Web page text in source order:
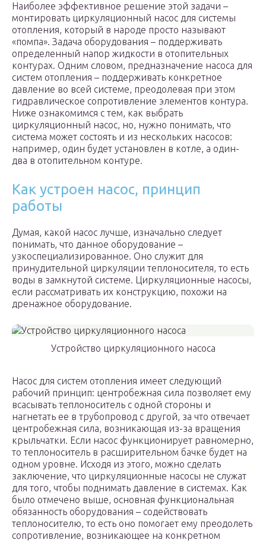
Наиболее эффективное решение этой задачи –
монтировать циркуляционный насос для системы
отопления, который в народе просто называют
«помпа». Задача оборудования – поддерживать
определенный напор жидкости в отопительных
контурах. Одним словом, предназначение насоса для
систем отопления – поддерживать конкретное
давление во всей системе, преодолевая при этом
гидравлическое сопротивление элементов контура.
Ниже ознакомимся с тем, как выбрать
циркуляционный насос, но, нужно понимать, что
система может состоять и из нескольких насосов:
например, один будет установлен в котле, а один-
два в отопительном контуре.
Как устроен насос, принцип
работы
Думая, какой насос лучше, изначально следует
понимать, что данное оборудование –
узкоспециализированное. Оно служит для
принудительной циркуляции теплоносителя, то есть
воды в замкнутой системе. Циркуляционные насосы,
если рассматривать их конструкцию, похожи на
дренажное оборудование.
Устройство циркуляционного насоса
Насос для систем отопления имеет следующий
рабочий принцип: центробежная сила позволяет ему
всасывать теплоноситель с одной стороны и
нагнетать ее в трубопровод с другой, за что отвечает
центробежная сила, возникающая из-за вращения
крыльчатки. Если насос функционирует равномерно,
то теплоноситель в расширительном бачке будет на
одном уровне. Исходя из этого, можно сделать
заключение, что циркуляционные насосы не служат
для того, чтобы поднимать давление в системах. Как
было отмечено выше, основная функциональная
обязанность оборудования – содействовать
теплоносителю, то есть оно помогает ему преодолеть
сопротивление, возникающее на конкретном